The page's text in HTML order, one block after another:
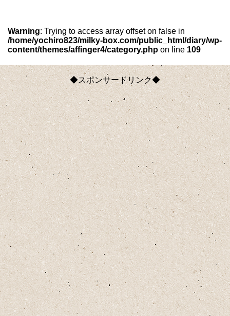
Warning: Trying to access array offset on false in
/home/yochiro823/milky-box.com/public_html/diary/wp-
content/themes/affinger4/category.php on line 109
◆スポンサードリンク◆